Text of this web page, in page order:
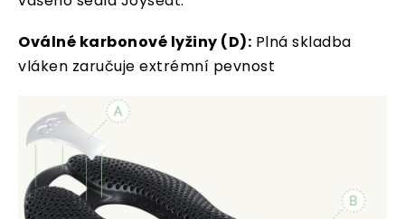
Oválné karbonové lyžiny (D): Plná skladba
vláken zaručuje extrémní pevnost